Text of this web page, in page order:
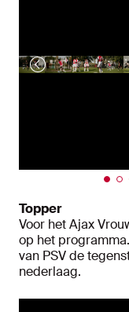
Topper
Voor het Ajax
op het
van PSV de
nederlaag.